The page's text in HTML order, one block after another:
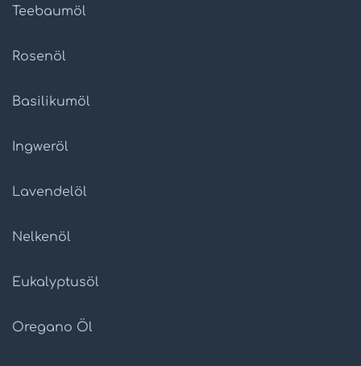
Teebaumöl
Rosenöl
Basilikumöl
Ingweröl
Lavendelöl
Nelkenöl
Eukalyptusöl
Oregano Öl